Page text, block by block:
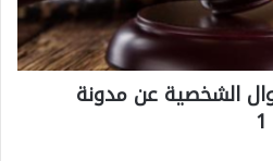
الشخصية عن مدونة